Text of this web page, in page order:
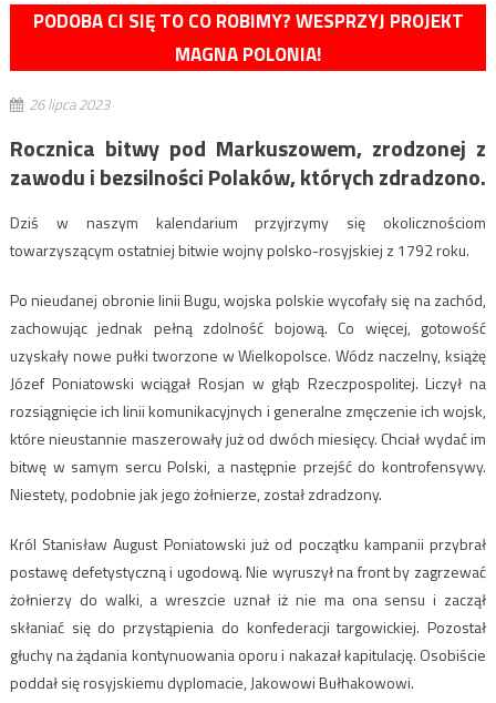
PODOBA CI SIĘ TO CO ROBIMY? WESPRZYJ PROJEKT
MAGNA POLONIA!
26 lipca 2023
Rocznica bitwy pod Markuszowem, zrodzonej z
zawodu i bezsilności Polaków, których zdradzono.
Dziś w naszym kalendarium przyjrzymy się okolicznościom
towarzyszącym ostatniej bitwie wojny polsko-rosyjskiej z 1792 roku.
Po nieudanej obronie linii Bugu, wojska polskie wycofały się na zachód,
zachowując jednak pełną zdolność bojową. Co więcej, gotowość
uzyskały nowe pułki tworzone w Wielkopolsce. Wódz naczelny, książę
Józef Poniatowski wciągał Rosjan w głąb Rzeczpospolitej. Liczył na
rozsiągnięcie ich linii komunikacyjnych i generalne zmęczenie ich wojsk,
które nieustannie maszerowały już od dwóch miesięcy. Chciał wydać im
bitwę w samym sercu Polski, a następnie przejść do kontrofensywy.
Niestety, podobnie jak jego żołnierze, został zdradzony.
Król Stanisław August Poniatowski już od początku kampanii przybrał
postawę defetystyczną i ugodową. Nie wyruszył na front by zagrzewać
żołnierzy do walki, a wreszcie uznał iż nie ma ona sensu i zaczął
skłaniać się do przystąpienia do konfederacji targowickiej. Pozostał
głuchy na żądania kontynuowania oporu i nakazał kapitulację. Osobiście
poddał się rosyjskiemu dyplomacie, Jakowowi Bułhakowowi.